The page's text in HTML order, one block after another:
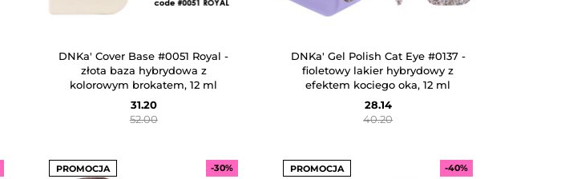
DNKa' Cover Base #0051 Royal -
złota baza hybrydowa z
kolorowym brokatem, 12 ml
31.20
52.00
DNKa' Gel Polish Cat Eye #0137 -
fioletowy lakier hybrydowy z
efektem kociego oka, 12 ml
28.14
40.20
PROMOCJA -30% PROMOCJA -40%